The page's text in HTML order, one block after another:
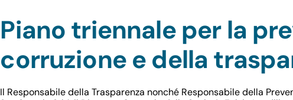
Piano triennale per la
corruzione e della
Il Responsabile della Trasparenza nonché Responsabile della